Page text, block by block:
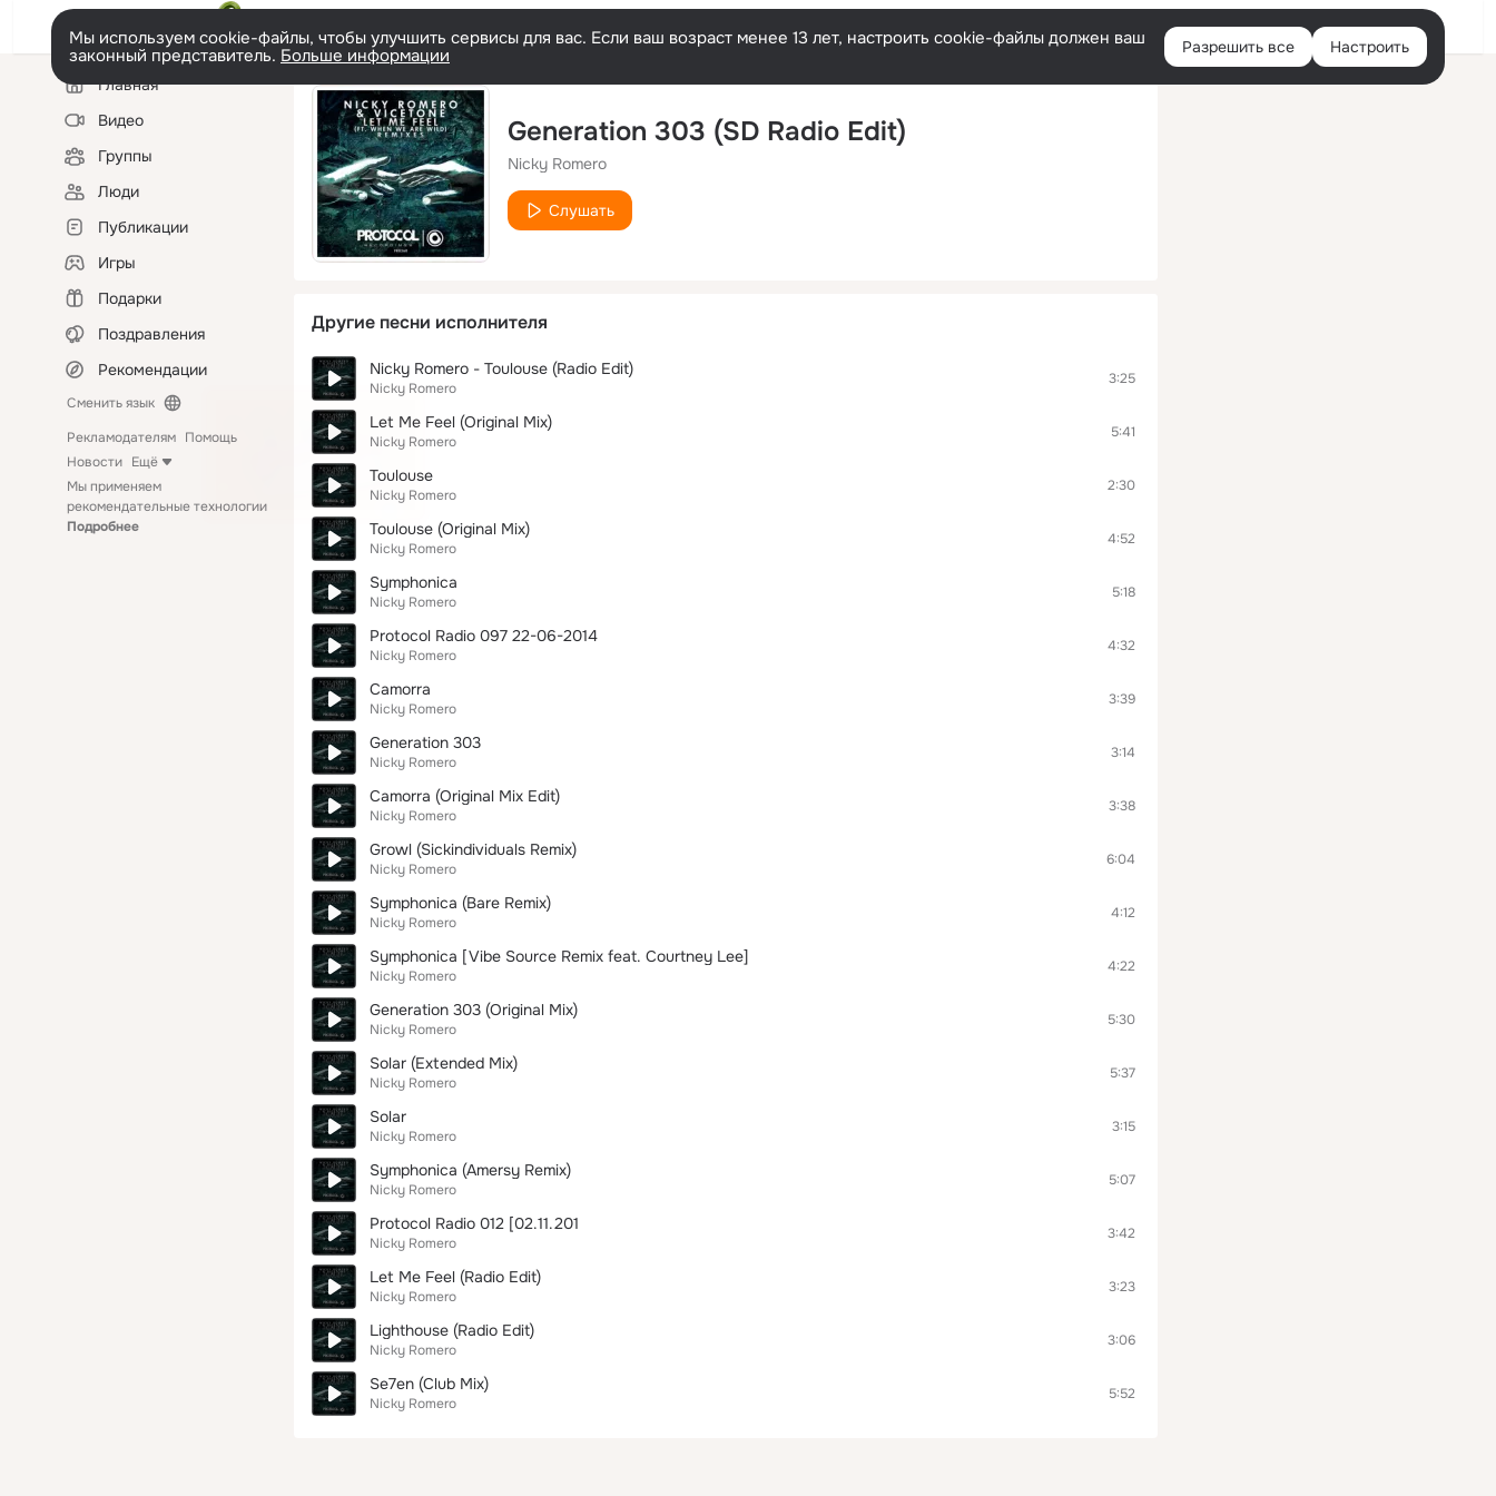
Войти
Мы используем cookie-файлы, чтобы улучшить сервисы для вас. Если ваш возраст менее 13 лет, настроить cookie-файлы должен ваш
законный представитель. Больше информации Разрешить все Настроить
Левая
колонкаГлавная
Видео
Группы
Люди
Публикации
Игры
Подарки
Поздравления
Рекомендации
Сменить язык
Рекламодателям Помощь
Новости Ещё
Мы применяем
рекомендательные технологии
Подробнее
Generation 303 (SD Radio Edit)
Nicky Romero
Слушать
Другие песни исполнителя
Nicky Romero - Toulouse (Radio Edit)
Nicky Romero
3:25
Let Me Feel (Original Mix)
Nicky Romero
5:41
Toulouse
Nicky Romero
2:30
Toulouse (Original Mix)
Nicky Romero
4:52
Symphonica
Nicky Romero
5:18
Protocol Radio 097 22-06-2014
Nicky Romero
4:32
Camorra
Nicky Romero
3:39
Generation 303
Nicky Romero
3:14
Camorra (Original Mix Edit)
Nicky Romero
3:38
Growl (Sickindividuals Remix)
Nicky Romero
6:04
Symphonica (Bare Remix)
Nicky Romero
4:12
Symphonica [Vibe Source Remix feat. Courtney Lee]
Nicky Romero
4:22
Generation 303 (Original Mix)
Nicky Romero
5:30
Solar (Extended Mix)
Nicky Romero
5:37
Solar
Nicky Romero
3:15
Symphonica (Amersy Remix)
Nicky Romero
5:07
Protocol Radio 012 [02.11.201
Nicky Romero
3:42
Let Me Feel (Radio Edit)
Nicky Romero
3:23
Lighthouse (Radio Edit)
Nicky Romero
3:06
Se7en (Club Mix)
Nicky Romero
5:52